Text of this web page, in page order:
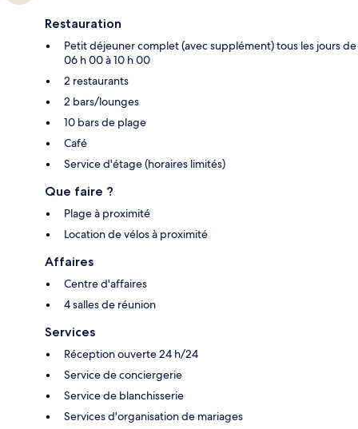
Restauration
Petit déjeuner complet (avec supplément) tous les jours de
06 h 00 à 10 h 00
2 restaurants
2 bars/lounges
10 bars de plage
Café
Service d'étage (horaires limités)
Que faire ?
Plage à proximité
Location de vélos à proximité
Affaires
Centre d'affaires
4 salles de réunion
Services
Réception ouverte 24 h/24
Service de conciergerie
Service de blanchisserie
Services d'organisation de mariages